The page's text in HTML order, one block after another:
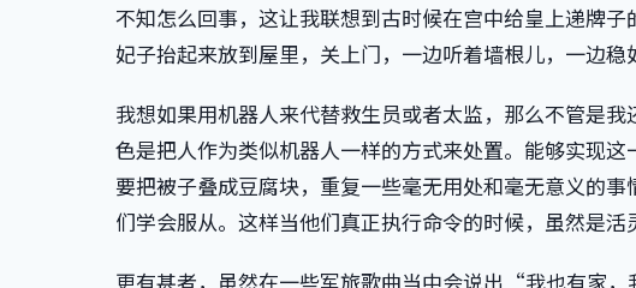
不知怎么回事，这让我联想到古时候在宫中给皇上递牌
妃子抬起来放到屋里，关上门，一边听着墙根儿，一边稳
我想如果用机器人来代替救生员或者太监，那么不管是
色是把人作为类似机器人一样的方式来处置。能够实现
要把被子叠成豆腐块，重复一些毫无用处和毫无意义的
们学会服从。这样当他们真正执行命令的时候，虽然是活
更有甚者，虽然在一些军旅歌曲当中会说出“我也有家